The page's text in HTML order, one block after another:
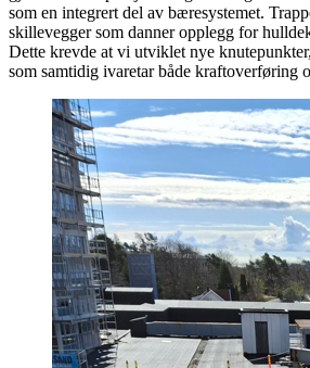
som en integrert del av bæresystemet.
skillevegger som danner opplegg for
Dette krevde at vi utviklet nye
som samtidig ivaretar både kraftoverføring